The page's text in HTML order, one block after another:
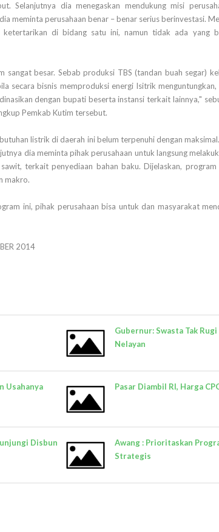
Selanjutnya dia menegaskan mendukung misi
meminta perusahaan benar – benar serius berinvestasi.
ketertarikan di bidang satu ini, namun tidak ada yang
sangat besar. Sebab produksi TBS (tandan buah segar)
secara bisnis memproduksi energi lsitrik menguntungkan,
dengan bupati beserta instansi terkait lainnya,"
Pemkab Kutim tersebut.
listrik di daerah ini belum terpenuhi dengan
dia meminta pihak perusahaan untuk langsung
terkait penyediaan bahan baku. Dijelaskan,
makro.
ini, pihak perusahaan bisa untuk dan masyarakat
2014
Usahanya
Disbun
Gubernur: Swasta Tak
Nelayan
Pasar Diambil RI, Harga
Awang : Prioritaskan
Strategis